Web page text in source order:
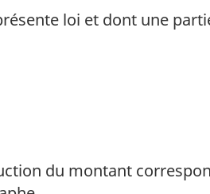
loi et dont une
du montant